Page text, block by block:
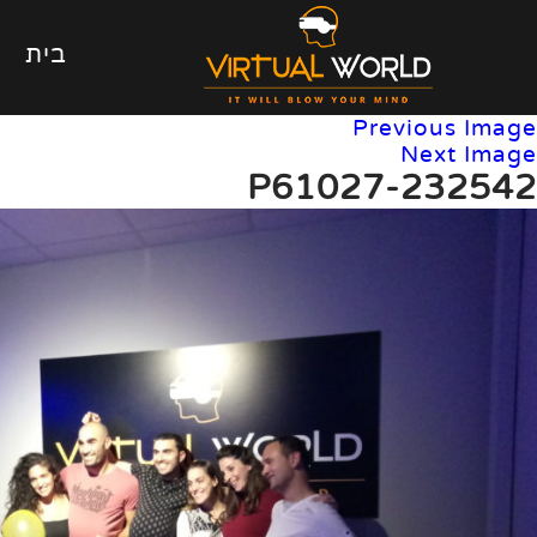
בית
Previous Image
Next Image
P61027-232542